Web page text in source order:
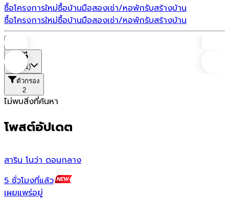
ซื้อโครงการใหม่ซื้อบ้านมือสองเช่า/หอพักรับสร้างบ้าน
ซื้อโครงการใหม่ซื้อบ้านมือสองเช่า/หอพักรับสร้างบ้าน
(1)
ตัวกรอง
2
ไม่พบสิ่งที่ค้นหา
โพสต์อัปเดต
สาริน โนว่า ดอนกลาง
5 ชั่วโมงที่แล้ว
เผยแพร่อยู่